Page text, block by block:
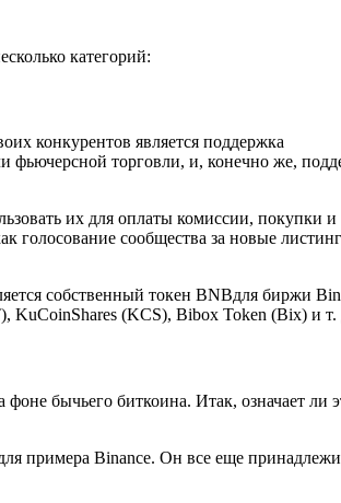
категорий:
конкурентов является поддержка
фьючерсной торговли, и, конечно же,
их для оплаты комиссии, покупки и
голосование сообщества за новые
собственный токен BNBдля биржи
KuCoinShares (KCS), Bibox Token (Bix) и т.
бычьего биткоина. Итак, означает ли
примера Binance. Он все еще